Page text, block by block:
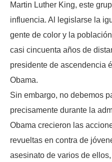
Martin Luther King, este
influencia. Al legislarse la
gente de color y la
casi cincuenta años de
presidente de ascendencia
Obama.
Sin embargo, no debemos
precisamente durante la
Obama crecieron las
revueltas en contra de
asesinato de varios de